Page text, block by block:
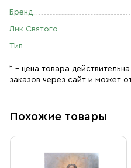
Бренд
Лик Святого
Тип
* – цена товара
заказов через сайт и может
Похожие товары